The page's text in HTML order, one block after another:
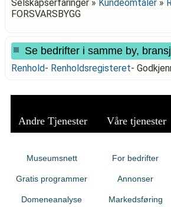
Selskapserfaringer » Kundeomtaler »
FORSVARSBYGG
Se bedrifter i samme by,
Renhold- Renholdsregisteret-
Andre Tjenester Våre tjenester
Museumsnett
Gratis programmer
Domeneanalyse
For bedrifter
Annonser
Markedsføring